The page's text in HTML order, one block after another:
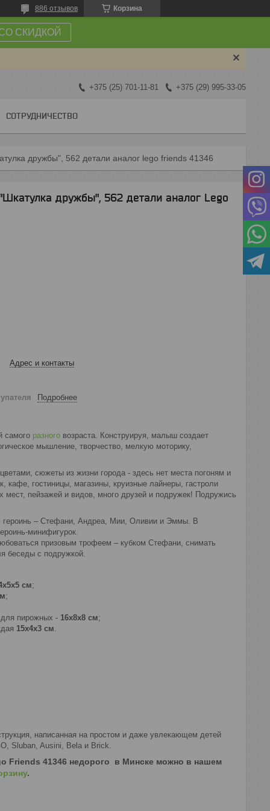
Корзина
886 отзывов
СКИДКОЙ
+375 (25) 701-11-81 +375 (29) 995-33-05
СОТРУДНИЧЕСТВО
дружбы", 562 детали аналог lego friends 41346
дружбы", 562 детали аналог Lego
Адрес и контакты
Подробнее
самого разного возраста. Конструируя, малыш создает
мышление, творчество, мелкую моторику,
сюжеты из жизни города - здесь нет места погоням и
кафе, гостиницы, магазины, круизные лайнеры, гастроли
мест, пейзажей и видов, много друзей и подружек! Подружись
героинь – Стефани, Андреа, Мии, Оливии и Эммы. В
минифигурок.
призовым трофеем – кубком Стефани, снимать
беседы с подружкой.
см;
;
пирожных - 16х8х8 см;
15х4х3 см
написанная на простом и даже увлекающем детей
Sluban, Ausini, Bela и Brick.
Friends 41346 недорого в Минске можно в нашем
.